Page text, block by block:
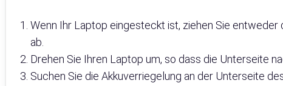
Wenn Ihr Laptop eingesteckt ist, ziehen Sie
ab.
Drehen Sie Ihren Laptop um, so dass die Unterseite
Suchen Sie die Akkuverriegelung an der Unterseite